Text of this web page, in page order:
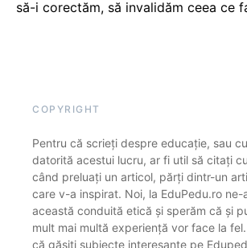
să-i corectăm, să invalidăm ceea ce
COPYRIGHT
Pentru că scrieți despre educație, sau
datorită acestui lucru, ar fi util să citați
când preluați un articol, părți dintr-un
care v-a inspirat. Noi, la EduPedu.ro ne-
această conduită etică și sperăm că și
mult mai multă experiență vor face la
că găsiți subiecte interesante pe